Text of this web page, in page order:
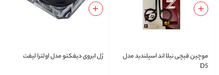
موچین قیچی نیلا اند اسپلندید مدل
D5
ژل ابروی دیفکتو مدل اولترا لیفت